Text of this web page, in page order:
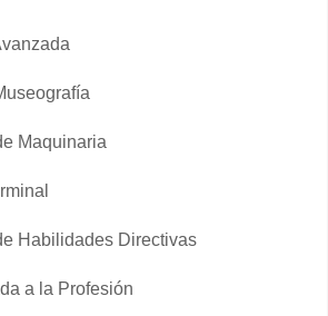
Maquinaria
Habilidades Directivas
a la Profesión